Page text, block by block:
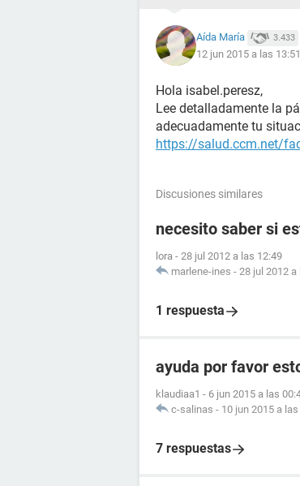
Aída María 3.433
12 jun 2015 a las 13:51
Hola isabel.peresz,
Lee detalladamente la
adecuadamente tu
https://salud.ccm.net/
Discusiones similares
necesito saber si
lora - 28 jul 2012 a las 12:49
marlene-ines - 28 jul 2012 a
1 respuesta
ayuda por favor
klaudiaa1 - 6 jun 2015 a las
c-salinas - 10 jun 2015 a
7 respuestas